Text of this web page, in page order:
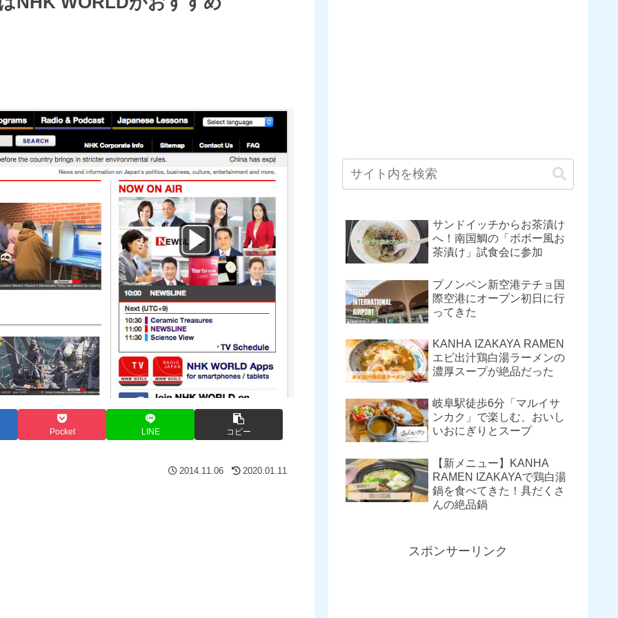
Pocket LINE コピー
2014.11.06 2020.01.11
サンドイッチからお茶漬け
へ！南国鯛の「ボボー風お
茶漬け」試食会に参加
プノンペン新空港テチョ国
際空港にオープン初日に行
ってきた
KANHA IZAKAYA RAMEN
エビ出汁鶏白湯ラーメンの
濃厚スープが絶品だった
岐阜駅徒歩6分「マルイサ
ンカク」で楽しむ、おいし
いおにぎりとスープ
【新メニュー】KANHA
RAMEN IZAKAYAで鶏白湯
鍋を食べてきた！具だくさ
んの絶品鍋
スポンサーリンク